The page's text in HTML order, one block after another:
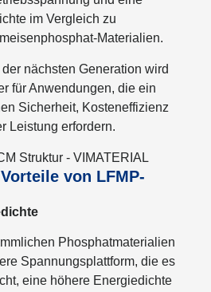
im Vergleich zu
Materialien.
nächsten Generation wird
für Anwendungen, die ein
Sicherheit, Kosteneffizienz
Leistung erfordern.
von LFMP-
Phosphatmaterialien
Spannungsplattform, die es
eine höhere Energiedichte